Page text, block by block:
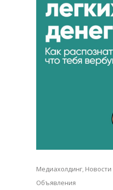
Медиахолдинг,
Объявления